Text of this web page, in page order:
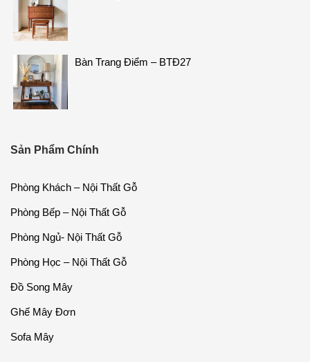
Bàn Trang Điểm – BTĐ27
Sản Phẩm Chính
Phòng Khách – Nội Thất Gỗ
Phòng Bếp – Nội Thất Gỗ
Phòng Ngủ- Nội Thất Gỗ
Phòng Học – Nội Thất Gỗ
Đồ Song Mây
Ghế Mây Đơn
Sofa Mây